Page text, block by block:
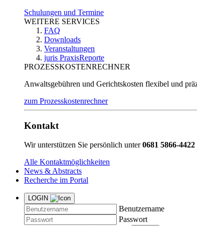
Schulungen und Termine
WEITERE SERVICES
FAQ
Downloads
Veranstaltungen
juris PraxisReporte
PROZESSKOSTENRECHNER
Anwaltsgebühren und Gerichtskosten flexibel und
zum Prozesskostenrechner
Kontakt
Wir unterstützen Sie persönlich unter0681 5866-4422
Alle Kontaktmöglichkeiten
News & Abstracts
Recherche im Portal
LOGIN
Benutzername
Passwort